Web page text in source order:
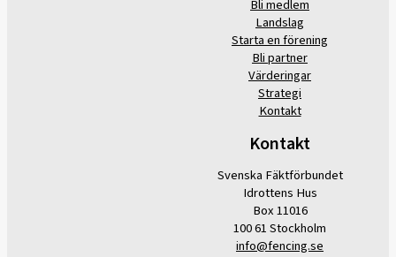
Bli medlem
Landslag
Starta en förening
Bli partner
Värderingar
Strategi
Kontakt
Kontakt
Svenska Fäktförbundet
Idrottens Hus
Box 11016
100 61 Stockholm
info@fencing.se